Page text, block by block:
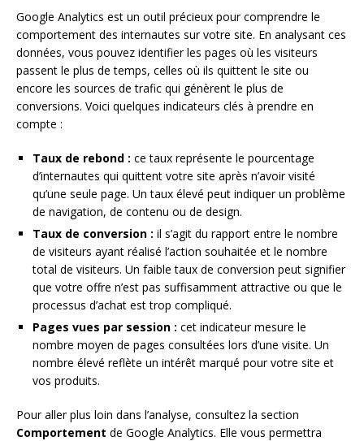
Google Analytics est un outil précieux pour comprendre le
comportement des internautes sur votre site. En analysant ces
données, vous pouvez identifier les pages où les visiteurs
passent le plus de temps, celles où ils quittent le site ou
encore les sources de trafic qui génèrent le plus de
conversions. Voici quelques indicateurs clés à prendre en
compte :
Taux de rebond : ce taux représente le pourcentage
d’internautes qui quittent votre site après n’avoir visité
qu’une seule page. Un taux élevé peut indiquer un problème
de navigation, de contenu ou de design.
Taux de conversion : il s’agit du rapport entre le nombre
de visiteurs ayant réalisé l’action souhaitée et le nombre
total de visiteurs. Un faible taux de conversion peut signifier
que votre offre n’est pas suffisamment attractive ou que le
processus d’achat est trop compliqué.
Pages vues par session : cet indicateur mesure le
nombre moyen de pages consultées lors d’une visite. Un
nombre élevé reflète un intérêt marqué pour votre site et
vos produits.
Pour aller plus loin dans l’analyse, consultez la section
Comportement de Google Analytics. Elle vous permettra